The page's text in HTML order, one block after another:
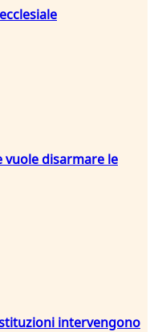
vuole disarmare le
intervengono